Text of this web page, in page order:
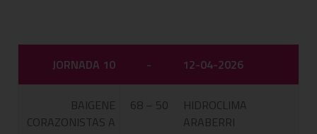
JORNADA 10 - 12-04-2026
BAIGENE
CORAZONISTAS A
68 – 50
HIDROCLIMA
ARABERRI